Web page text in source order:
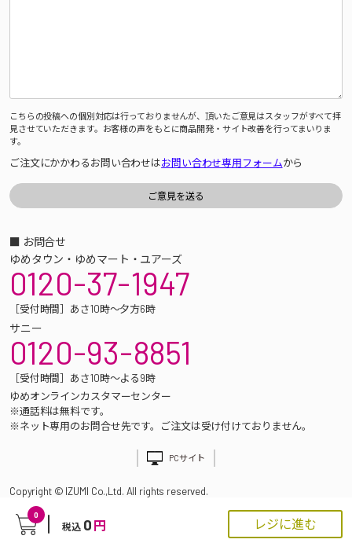
0
税込 0 円 レジに進む
こちらの投稿への個別対応は行っておりませんが、頂いたご意見はスタッフがすべて拝
見させていただきます。お客様の声をもとに商品開発・サイト改善を行ってまいりま
す。
ご注文にかかわるお問い合わせはお問い合わせ専用フォームから
■ お問合せ
ゆめタウン・ゆめマート・ユアーズ
0120-37-1947
［受付時間］あさ10時～夕方6時
サニー
0120-93-8851
［受付時間］あさ10時～よる9時
ゆめオンラインカスタマーセンター
※通話料は無料です。
※ネット専用のお問合せ先です。ご注文は受け付けておりません。
PCサイト
Copyright © IZUMI Co.,Ltd. All rights reserved.